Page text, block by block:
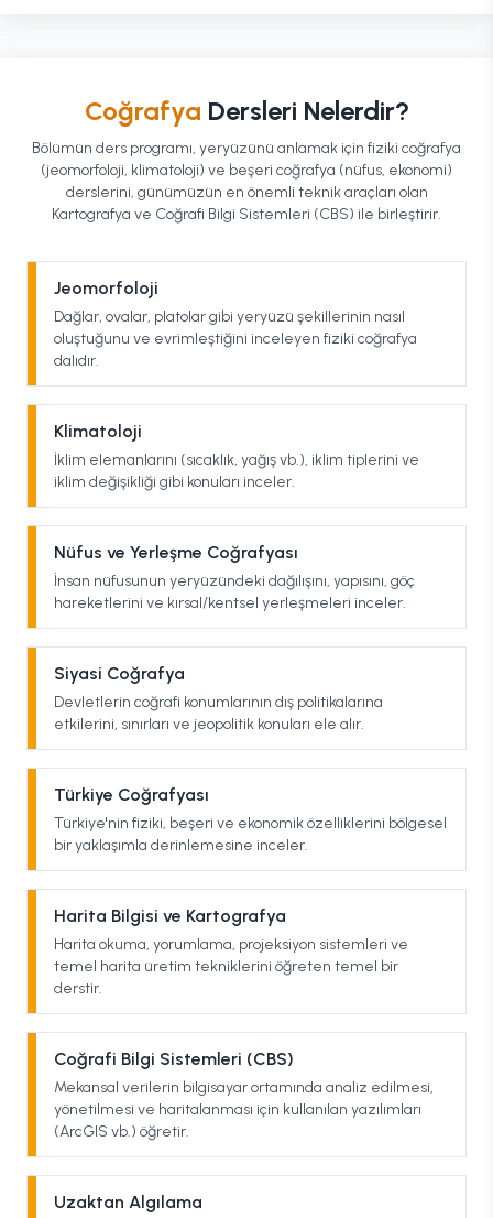
Coğrafya Dersleri Nelerdir?
Bölümün ders programı, yeryüzünü anlamak için fiziki coğrafya
(jeomorfoloji, klimatoloji) ve beşeri coğrafya (nüfus, ekonomi)
derslerini, günümüzün en önemli teknik araçları olan
Kartografya ve Coğrafi Bilgi Sistemleri (CBS) ile birleştirir.
Jeomorfoloji
Dağlar, ovalar, platolar gibi yeryüzü şekillerinin nasıl
oluştuğunu ve evrimleştiğini inceleyen fiziki coğrafya
dalıdır.
Klimatoloji
İklim elemanlarını (sıcaklık, yağış vb.), iklim tiplerini ve
iklim değişikliği gibi konuları inceler.
Nüfus ve Yerleşme Coğrafyası
İnsan nüfusunun yeryüzündeki dağılışını, yapısını, göç
hareketlerini ve kırsal/kentsel yerleşmeleri inceler.
Siyasi Coğrafya
Devletlerin coğrafi konumlarının dış politikalarına
etkilerini, sınırları ve jeopolitik konuları ele alır.
Türkiye Coğrafyası
Türkiye'nin fiziki, beşeri ve ekonomik özelliklerini bölgesel
bir yaklaşımla derinlemesine inceler.
Harita Bilgisi ve Kartografya
Harita okuma, yorumlama, projeksiyon sistemleri ve
temel harita üretim tekniklerini öğreten temel bir
derstir.
Coğrafi Bilgi Sistemleri (CBS)
Mekansal verilerin bilgisayar ortamında analiz edilmesi,
yönetilmesi ve haritalanması için kullanılan yazılımları
(ArcGIS vb.) öğretir.
Uzaktan Algılama